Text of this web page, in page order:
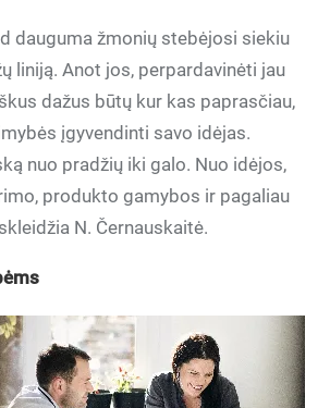
dauguma žmonių stebėjosi siekiu
liniją. Anot jos, perpardavinėti jau
dažus būtų kur kas paprasčiau,
įgyvendinti savo idėjas.
nuo pradžių iki galo. Nuo idėjos,
produkto gamybos ir pagaliau
N. Černauskaitė.